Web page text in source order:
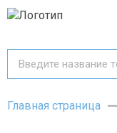
Каталог
Главная страница
Фильтр
Цена